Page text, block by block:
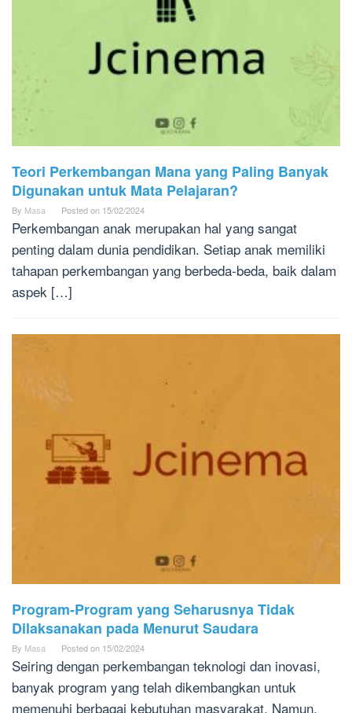
Teori Perkembangan Mana yang Paling Banyak
Digunakan untuk Mata Pelajaran?
By Masa Posted on 15/02/2024
Perkembangan anak merupakan hal yang sangat
penting dalam dunia pendidikan. Setiap anak memiliki
tahapan perkembangan yang berbeda-beda, baik dalam
aspek […]
Program-Program yang Seharusnya Tidak
Dilaksanakan pada Menurut Saudara
By Masa Posted on 15/02/2024
Seiring dengan perkembangan teknologi dan inovasi,
banyak program yang telah dikembangkan untuk
memenuhi berbagai kebutuhan masyarakat. Namun,